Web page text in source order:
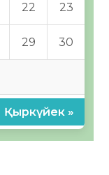
22 23
29 30
Қыркүйек »